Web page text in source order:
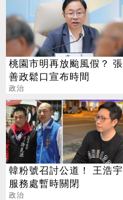
桃園市明再放颱風假？ 張
善政鬆口宣布時間
政治
韓粉號召討公道！ 王浩宇
服務處暫時關閉
政治